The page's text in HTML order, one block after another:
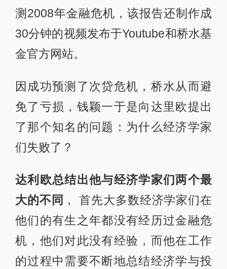
测2008年金融危机，该报告还制作成
30分钟的视频发布于Youtube和桥水基
金官方网站。
因成功预测了次贷危机，桥水从而避
免了亏损，钱颖一于是向达里欧提出
了那个知名的问题：为什么经济学家
们失败了？
达利欧总结出他与经济学家们两个最
大的不同 ， 首先大多数经济学家们在
他们的有生之年都没有经历过金融危
机，他们对此没有经验，而他在工作
的过程中需要不断地总结经济学与投